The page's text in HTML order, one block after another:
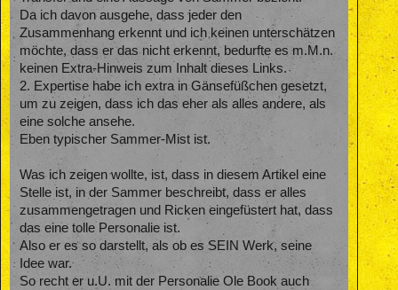
Da ich davon ausgehe, dass jeder den
Zusammenhang erkennt und ich keinen unterschätzen
möchte, dass er das nicht erkennt, bedurfte es m.M.n.
keinen Extra-Hinweis zum Inhalt dieses Links.
2. Expertise habe ich extra in Gänsefüßchen gesetzt,
um zu zeigen, dass ich das eher als alles andere, als
eine solche ansehe.
Eben typischer Sammer-Mist ist.
Was ich zeigen wollte, ist, dass in diesem Artikel eine
Stelle ist, in der Sammer beschreibt, dass er alles
zusammengetragen und Ricken eingefüstert hat, dass
das eine tolle Personalie ist.
Also er es so darstellt, als ob es SEIN Werk, seine
Idee war.
So recht er u.U. mit der Personalie Ole Book auch